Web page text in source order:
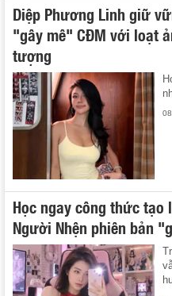
Diệp Phương Linh giữ
"gây mê" CĐM với loạt
tượng
Học ngay công thức
Người Nhện phiên bản